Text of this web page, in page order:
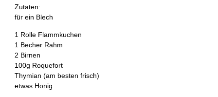
Zutaten:
für ein Blech
1 Rolle Flammkuchen
1 Becher Rahm
2 Birnen
100g Roquefort
Thymian (am besten frisch)
etwas Honig